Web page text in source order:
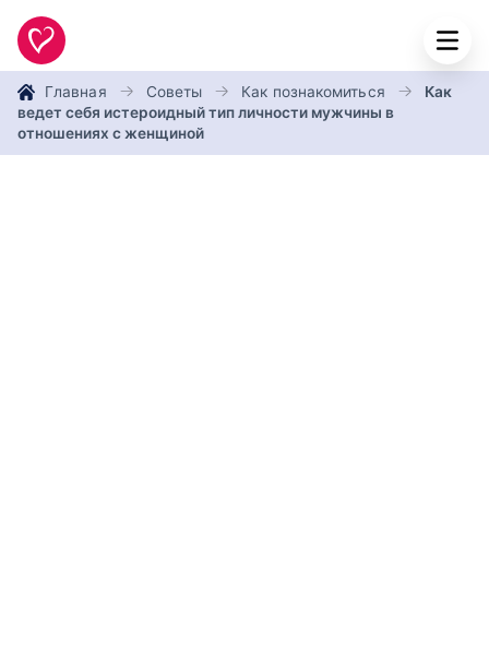
Главная Советы Как познакомиться
Как
ведет себя истероидный тип личности мужчины в
отношениях с женщиной